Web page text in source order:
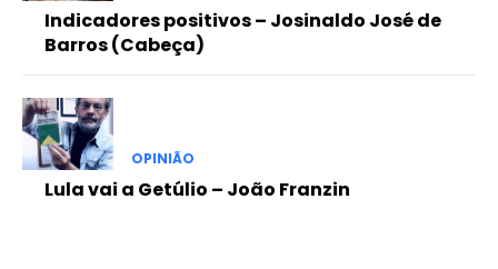
Indicadores positivos – Josinaldo José de
Barros (Cabeça)
OPINIÃO
Lula vai a Getúlio – João Franzin